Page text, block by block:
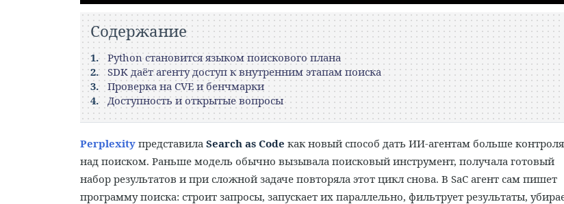
Содержание
Python становится языком поискового плана
SDK даёт агенту доступ к внутренним этапам поиска
Проверка на CVE и бенчмарки
Доступность и открытые вопросы
Perplexity представила Search as Code как новый способ дать ИИ-агентам больше контроля
над поиском. Раньше модель обычно вызывала поисковый инструмент, получала готовый
набор результатов и при сложной задаче повторяла этот цикл снова. В SaC агент сам пишет
программу поиска: строит запросы, запускает их параллельно, фильтрует результаты,